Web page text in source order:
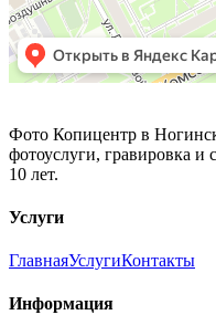
Фото Копицентр в
фотоуслуги, гравировка и
10 лет.
Услуги
ГлавнаяУслугиКонтакты
Информация